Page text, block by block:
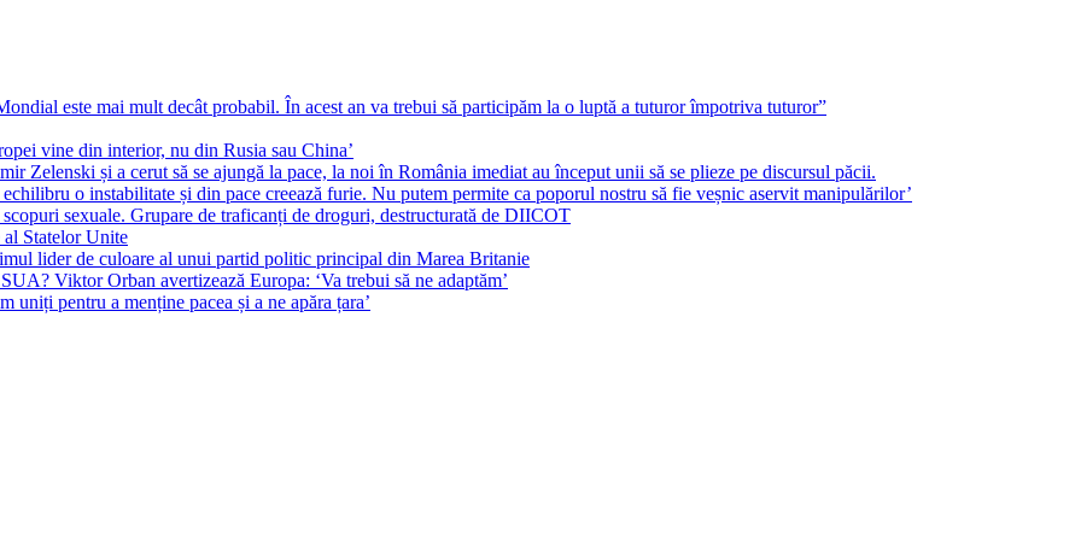
este mai mult decât probabil. În acest an va trebui să participăm la o luptă a tuturor împotriva tuturor”
vine din interior, nu din Rusia sau China’
și a cerut să se ajungă la pace, la noi în România imediat au început unii să se plieze pe discursul păcii.
o instabilitate și din pace creează furie. Nu putem permite ca poporul nostru să fie veșnic aservit manipulărilor’
sexuale. Grupare de traficanți de droguri, destructurată de DIICOT
al Statelor Unite
lider de culoare al unui partid politic principal din Marea Britanie
Viktor Orban avertizează Europa: ‘Va trebui să ne adaptăm’
pentru a menține pacea și a ne apăra țara’